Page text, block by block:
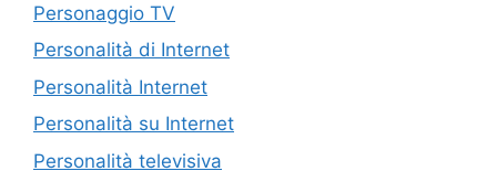
Personaggio TV
Personalità di Internet
Personalità Internet
Personalità su Internet
Personalità televisiva